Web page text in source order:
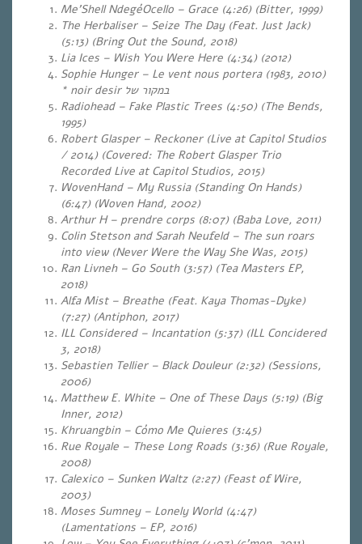
Me’Shell NdegéOcello – Grace (4:26) (Bitter, 1999)
The Herbaliser – Seize The Day (Feat. Just Jack)
(5:13) (Bring Out the Sound, 2018)
Lia Ices – Wish You Were Here (4:34) (2012)
Sophie Hunger – Le vent nous portera(1983, 2010)
* noir desir במקור של
Radiohead – Fake Plastic Trees (4:50) (The Bends,
1995)
Robert Glasper – Reckoner (Live at Capitol Studios
/ 2014) (Covered: The Robert Glasper Trio
Recorded Live at Capitol Studios, 2015)
WovenHand – My Russia (Standing On Hands)
(6:47) (Woven Hand, 2002)
Arthur H – prendre corps (8:07) (Baba Love, 2011)
Colin Stetson and Sarah Neufeld – The sun roars
into view (Never Were the Way She Was, 2015)
Ran Livneh – Go South (3:57) (Tea Masters EP,
2018)
Alfa Mist – Breathe (Feat. Kaya Thomas-Dyke)
(7:27) (Antiphon, 2017)
ILL Considered – Incantation (5:37) (ILL Concidered
3, 2018)
Sebastien Tellier – Black Douleur (2:32) (Sessions,
2006)
Matthew E. White – One of These Days (5:19) (Big
Inner, 2012)
Khruangbin – Cómo Me Quieres (3:45)
Rue Royale – These Long Roads (3:36) (Rue Royale,
2008)
Calexico – Sunken Waltz (2:27) (Feast of Wire,
2003)
Moses Sumney – Lonely World (4:47)
(Lamentations – EP, 2016)